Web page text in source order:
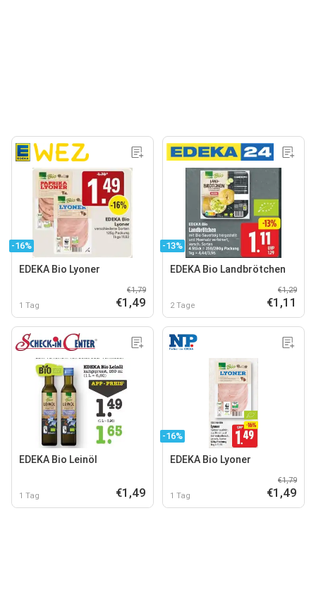
-16%
EDEKA Bio Lyoner
1 Tag
€1,79
€1,49
-13%
EDEKA Bio Landbrötchen
2 Tage
€1,29
€1,11
EDEKA Bio Leinöl
1 Tag €1,49
-16%
EDEKA Bio Lyoner
1 Tag
€1,79
€1,49